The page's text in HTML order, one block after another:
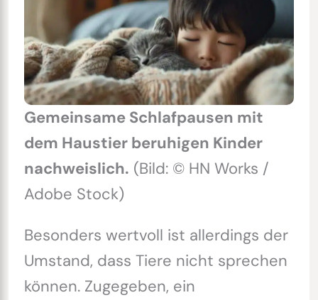
Gemeinsame Schlafpausen mit
dem Haustier beruhigen Kinder
nachweislich. (Bild: © HN Works /
Adobe Stock)
Besonders wertvoll ist allerdings der
Umstand, dass Tiere nicht sprechen
können. Zugegeben, ein